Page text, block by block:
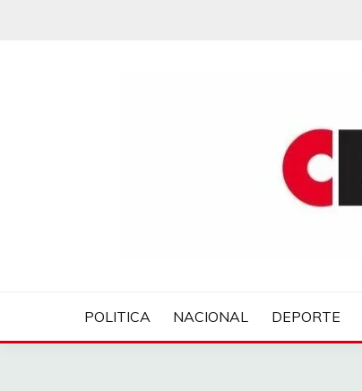
POLITICA NACIONAL DEPORTE